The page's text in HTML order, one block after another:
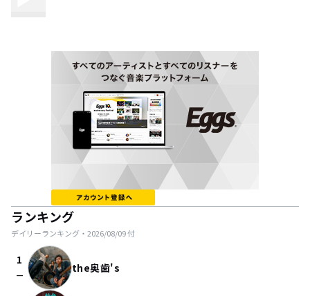
ランキング
デイリーランキング・ 2026/08/09付
1
check_indeterminate_small the奥歯's